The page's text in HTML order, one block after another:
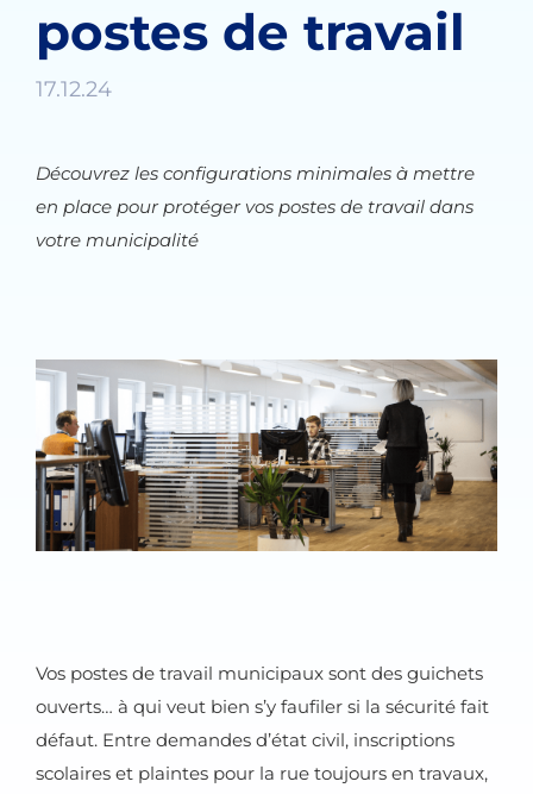
postes de travail
17.12.24
Découvrez les configurations minimales à mettre
en place pour protéger vos postes de travail dans
votre municipalité
Vos postes de travail municipaux sont des guichets
ouverts… à qui veut bien s’y faufiler si la sécurité fait
défaut. Entre demandes d’état civil, inscriptions
scolaires et plaintes pour la rue toujours en travaux,